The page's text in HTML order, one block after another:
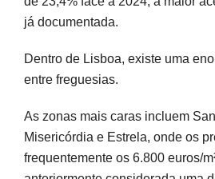
já documentada.
Dentro de Lisboa, existe uma
entre freguesias.
As zonas mais caras incluem
Misericórdia e Estrela, onde os
frequentemente os 6.800 euros/